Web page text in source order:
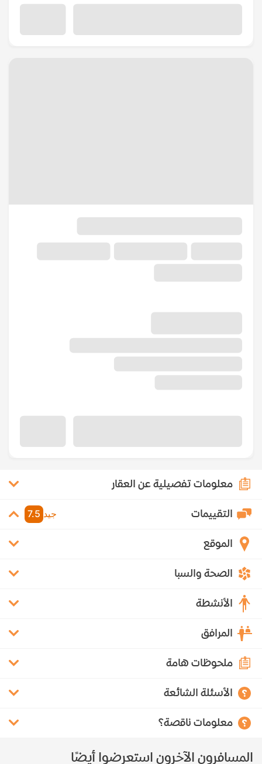
معلومات تفصيلية عن العقار
التقييمات جيد 7.5
الموقع
الصحة والسبا
الأنشطة
المرافق
ملحوظات هامة
الأسئلة الشائعة
معلومات ناقصة؟
المسافرون الآخرون استعرضوا أيضًا